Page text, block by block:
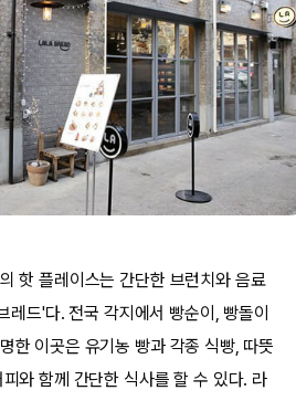
핫 플레이스는 간단한 브런치와 음료
레드'다. 전국 각지에서 빵순이, 빵돌이
한 이곳은 유기농 빵과 각종 식빵, 따뜻
와 함께 간단한 식사를 할 수 있다. 라